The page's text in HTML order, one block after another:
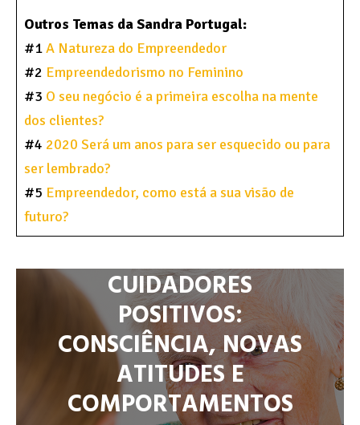
Outros Temas da Sandra Portugal:
#1A Natureza do Empreendedor
#2 Empreendedorismo no Feminino
#3 O seu negócio é a primeira escolha na mente
dos clientes?
#4 2020 Será um anos para ser esquecido ou para
ser lembrado?
#5 Empreendedor, como está a sua visão de
futuro?
CUIDADORES
POSITIVOS:
CONSCIÊNCIA, NOVAS
ATITUDES E
COMPORTAMENTOS